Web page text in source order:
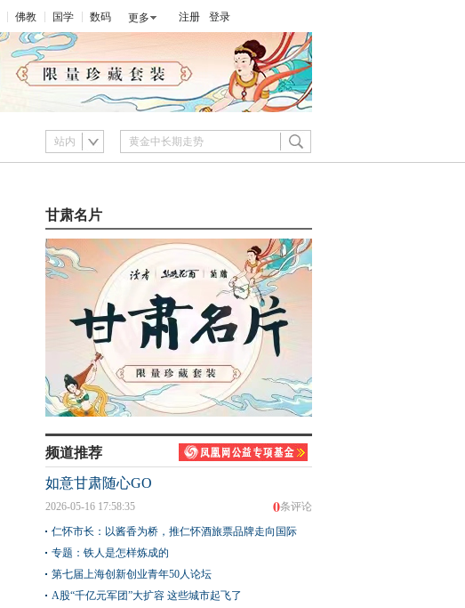
佛教 国学 数码 更多 注册 登录
站内
甘肃名片
频道推荐
如意甘肃随心GO
0条评论
2026-05-16 17:58:35
仁怀市长：以酱香为桥，推仁怀酒旅票品牌走向国际
专题：铁人是怎样炼成的
第七届上海创新创业青年50人论坛
A股“千亿元军团”大扩容 这些城市起飞了